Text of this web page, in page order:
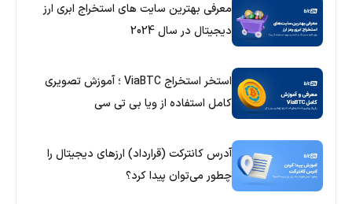
معرفی بهترین سایت های استخراج ابری ارز
دیجیتال در سال 2024
استخر استخراج ViaBTC ؛ آموزش تصویری
کامل استفاده از ویا بی تی سی
آدرس کانترکت (قرارداد) ارزهای دیجیتال را
چطور می‌توان پیدا کرد؟